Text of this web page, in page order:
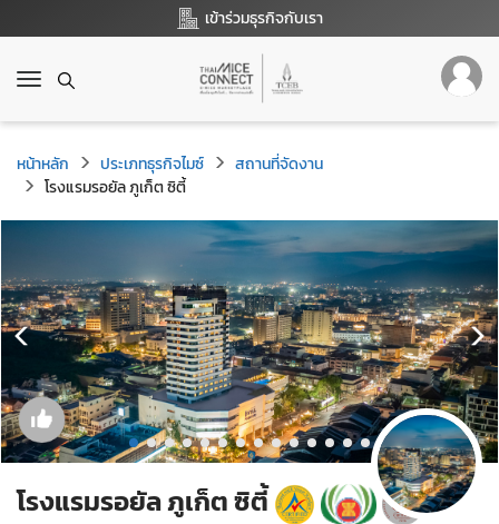
เข้าร่วมธุรกิจกับเรา
T
g
g
l
e
n
i
g
i
o
n
หน้าหลัก ประเภทธุรกิจไมซ์
สถานที่จัดงาน
โรงแรมรอยัล ภูเก็ต ซิตี้
โรงแรมรอยัล ภูเก็ต ซิตี้